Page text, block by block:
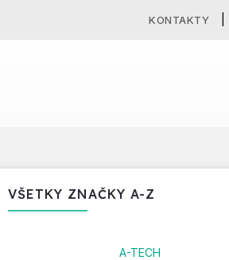
KONTAKTY
VŠETKY ZNAČKY A-Z
A-TECH